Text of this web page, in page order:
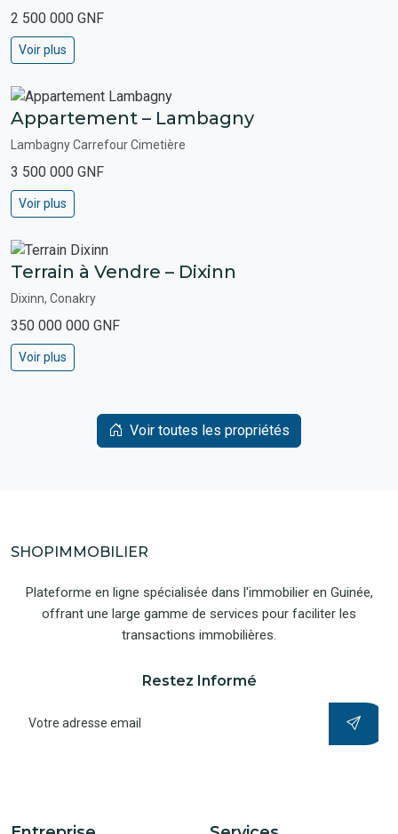
2 500 000 GNF
Voir plus
Appartement – Lambagny
Lambagny Carrefour Cimetière
3 500 000 GNF
Voir plus
Terrain à Vendre – Dixinn
Dixinn, Conakry
350 000 000 GNF
Voir plus
Voir toutes les propriétés
SHOPIMMOBILIER
Plateforme en ligne spécialisée dans l'immobilier en Guinée,
offrant une large gamme de services pour faciliter les
transactions immobilières.
Restez Informé